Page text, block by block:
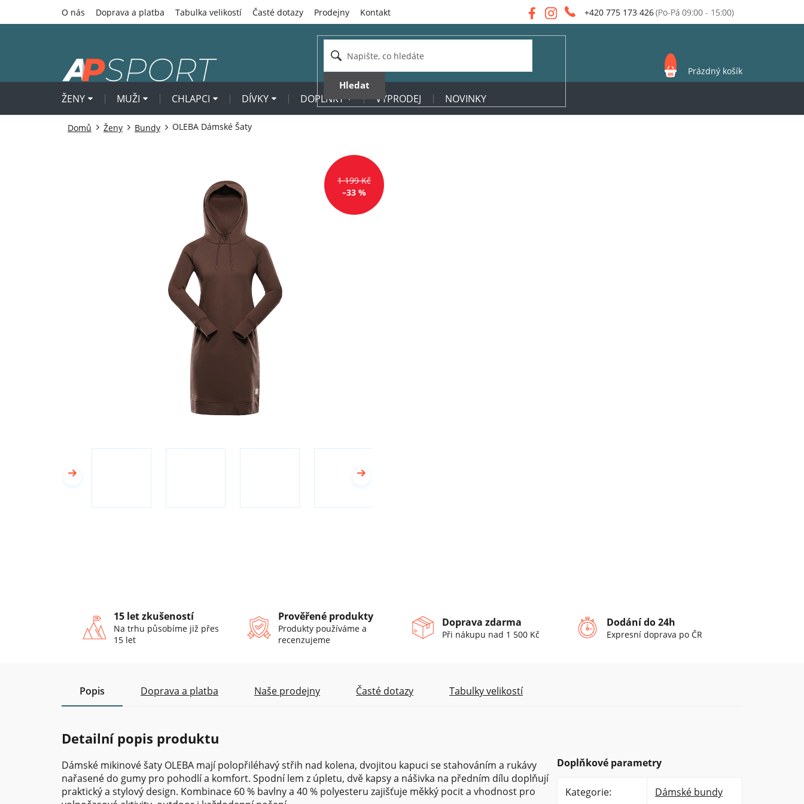
+420 775 173 426
O nás Doprava a platba Tabulka velikostí Časté dotazy Prodejny Kontakt
Hledat
NÁKUPNÍ
KOŠÍK
Prázdný košík
ŽENY MUŽI CHLAPCI DÍVKY DOPLŇKY VÝPRODEJ NOVINKY
Domů Ženy Bundy OLEBA Dámské Šaty
1 199 Kč
–33 %
15 let zkušeností
Na trhu působíme již přes
15 let
Prověřené produkty
Produkty používáme a
recenzujeme
Doprava zdarma
Při nákupu nad 1 500 Kč
Dodání do 24h
Expresní doprava po ČR
Popis Doprava a platba Naše prodejny Časté dotazy Tabulky velikostí
Detailní popis produktu
Dámské mikinové šaty OLEBA mají polopřiléhavý střih nad kolena, dvojitou kapuci se stahováním a rukávy
nařasené do gumy pro pohodlí a komfort. Spodní lem z úpletu, dvě kapsy a nášivka na předním dílu doplňují
praktický a stylový design. Kombinace 60 % bavlny a 40 % polyesteru zajišťuje měkký pocit a vhodnost pro
Doplňkové parametry
Kategorie: Dámské bundy